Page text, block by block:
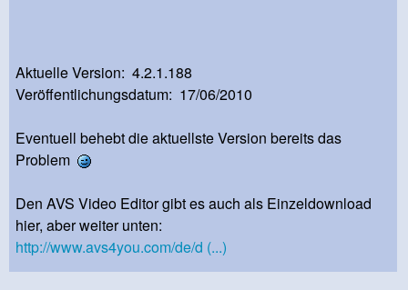
Aktuelle Version: 4.2.1.188
Veröffentlichungsdatum: 17/06/2010
Eventuell behebt die aktuellste Version bereits das
Problem
Den AVS Video Editor gibt es auch als Einzeldownload
hier, aber weiter unten:
http://www.avs4you.com/de/d (...)